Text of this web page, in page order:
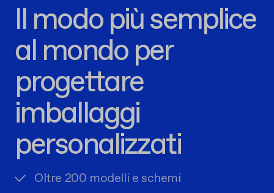
Il modo più semplice
al mondo per
progettare
imballaggi
personalizzati
Oltre 200 modelli e schemi